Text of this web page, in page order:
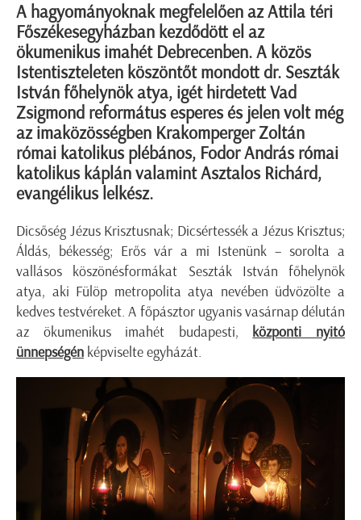
A hagyományoknak megfelelően az Attila téri
Főszékesegyházban kezdődött el az
ökumenikus imahét Debrecenben. A közös
Istentiszteleten köszöntőt mondott dr. Seszták
István főhelynök atya, igét hirdetett Vad
Zsigmond református esperes és jelen volt még
az imaközösségben Krakomperger Zoltán
római katolikus plébános, Fodor András római
katolikus káplán valamint Asztalos Richárd,
evangélikus lelkész.
Dicsőség Jézus Krisztusnak; Dicsértessék a Jézus Krisztus;
Áldás, békesség; Erős vár a mi Istenünk – sorolta a
vallásos köszönésformákat Seszták István főhelynök
atya, aki Fülöp metropolita atya nevében üdvözölte a
kedves testvéreket. A főpásztor ugyanis vasárnap délután
az ökumenikus imahét budapesti,
központi nyitó
ünnepségén képviselte egyházát.